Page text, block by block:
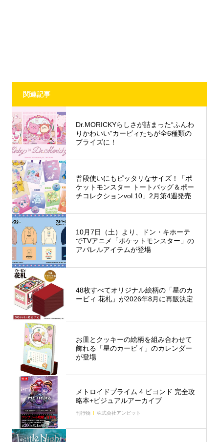
関連記事
Dr.MORICKYらしさが詰まった“ふんわ
りかわいい”カービィたちが全6種類の
プライズに！
普段使いにもピッタリなサイズ！「ポ
ケットモンスター トートバッグ＆ポー
チコレクションvol.10」2月第4週発売
10月7日（土）より、ドン・キホーテ
でTVアニメ「ポケットモンスター」の
アパレルアイテムが登場
48枚すべてオリジナル絵柄の「星のカ
ービィ 花札」が2026年8月に再販決定
お皿とクッキーの絵柄を組み合わせて
飾れる「星のカービィ」のカレンダー
が登場
メトロイドプライム 4 ビヨンド 完全攻
略本+ビジュアルアーカイブ
刊行物 株式会社アンビット